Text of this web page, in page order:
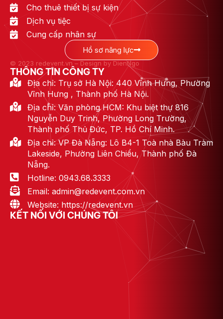
Cho thuê thiết bị sự kiện
Dịch vụ tiệc
Cung cấp nhân sự
Hồ sơ năng lực
© 2023 redevent.vn – Design by DienNgo
THÔNG TIN CÔNG TY
Địa chỉ: Trụ sở Hà Nội: 440 Vĩnh Hưng, Phường
Vĩnh Hưng , Thành phố Hà Nội.
Địa chỉ: Văn phòng HCM: Khu biệt thự 816
Nguyễn Duy Trinh, Phường Long Trường,
Thành phố Thủ Đức, TP. Hồ Chí Minh.
Địa chỉ: VP Đà Nẵng: Lô B4-1 Toà nhà Bàu Tràm
Lakeside, Phường Liên Chiểu, Thành phố Đà
Nẵng.
Hotline: 0943.68.3333
Email: admin@redevent.com.vn
Website: https://redevent.vn
KẾT NỐI VỚI CHÚNG TÔI